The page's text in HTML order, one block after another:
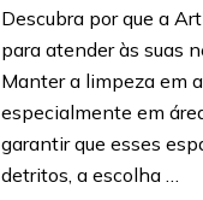
Descubra por que a
para atender às suas
Manter a limpeza em
especialmente em
garantir que esses
detritos, a escolha …